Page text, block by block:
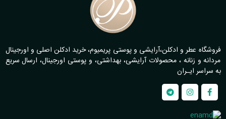
فروشگاه عطر و ادکلن،آرایشی و پوستی پریمیوم، خرید ادکلن اصلی و اورجینال
مردانه و زنانه ، محصولات آرایشی، بهداشتی، و پوستی اورجینال، ارسال سریع
به سراسر ایـران